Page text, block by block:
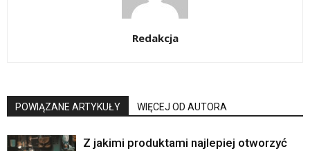
Redakcja
POWIĄZANE ARTYKUŁY WIĘCEJ OD AUTORA
Z jakimi produktami najlepiej otworzyć